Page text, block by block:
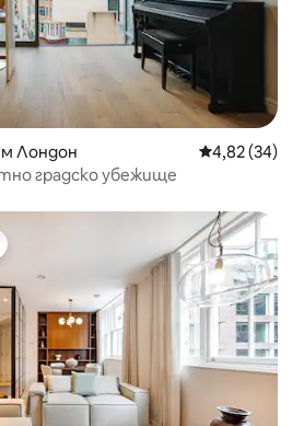
Лондон Средна
4,82 (34)
градско убежище